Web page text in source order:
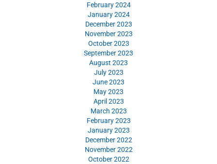
February 2024
January 2024
December 2023
November 2023
October 2023
September 2023
August 2023
July 2023
June 2023
May 2023
April 2023
March 2023
February 2023
January 2023
December 2022
November 2022
October 2022